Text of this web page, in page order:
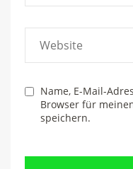
Name, E-Mail-
Browser für
speichern.